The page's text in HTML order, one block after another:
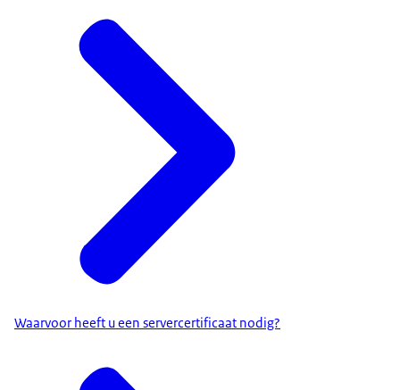
Waarvoor heeft u een servercertificaat nodig?